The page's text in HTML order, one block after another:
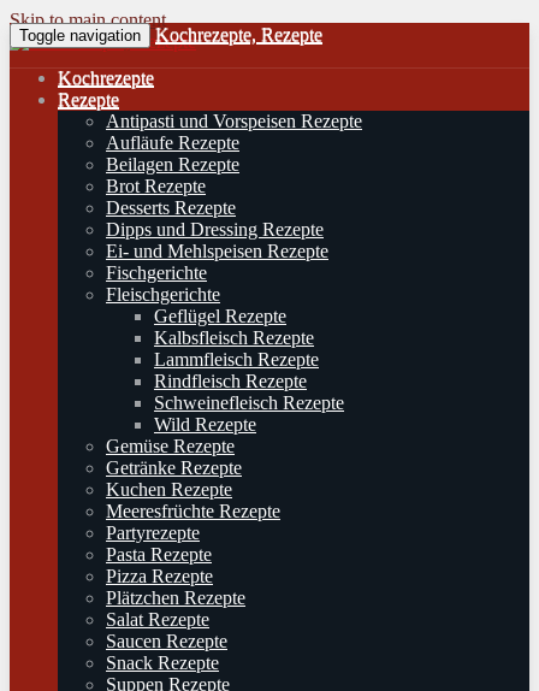
Skip to main content
Toggle navigation Kochrezepte, Rezepte
Kochrezepte
Rezepte
Antipasti und Vorspeisen Rezepte
Aufläufe Rezepte
Beilagen Rezepte
Brot Rezepte
Desserts Rezepte
Dipps und Dressing Rezepte
Ei- und Mehlspeisen Rezepte
Fischgerichte
Fleischgerichte
Geflügel Rezepte
Kalbsfleisch Rezepte
Lammfleisch Rezepte
Rindfleisch Rezepte
Schweinefleisch Rezepte
Wild Rezepte
Gemüse Rezepte
Getränke Rezepte
Kuchen Rezepte
Meeresfrüchte Rezepte
Partyrezepte
Pasta Rezepte
Pizza Rezepte
Plätzchen Rezepte
Salat Rezepte
Saucen Rezepte
Snack Rezepte
Suppen Rezepte